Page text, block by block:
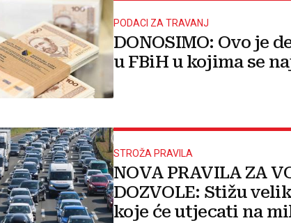
PODACI ZA TRAVANJ
DONOSIMO: Ovo je
u FBiH u kojima se
STROŽA PRAVILA
NOVA PRAVILA ZA
DOZVOLE: Stižu
koje će utjecati na